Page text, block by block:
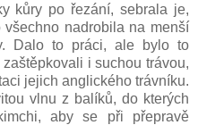
kůry po řezání, sebrala je,
nadrobila na menší
Dalo to práci, ale bylo to
i suchou trávou,
jejich anglického trávníku.
vlnu z balíků, do kterých
aby se při přepravě